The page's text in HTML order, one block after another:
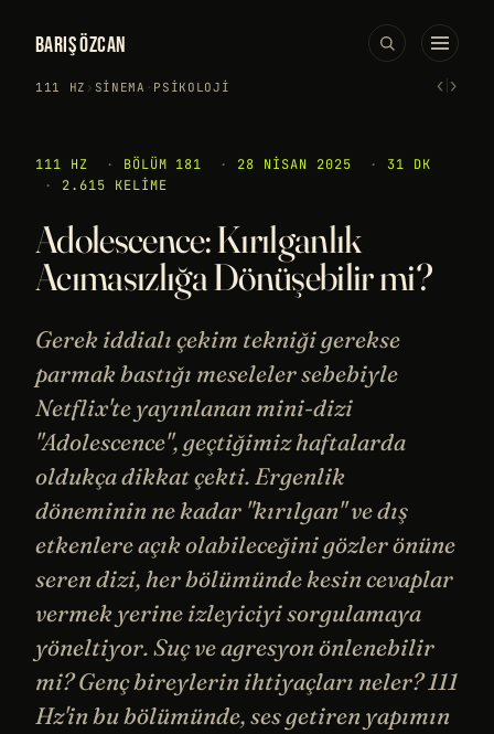
BARIŞ ÖZCAN
111 HZ › SINEMA · PSIKOLOJI ‹›
111 HZ · BÖLÜM 181 · 28 NISAN 2025 ·
31 DK
·
2.615 KELIME
Adolescence: Kırılganlık
Acımasızlığa Dönüşebilir mi?
Gerek iddialı çekim tekniği gerekse
parmak bastığı meseleler sebebiyle
Netflix'te yayınlanan mini-dizi
"Adolescence", geçtiğimiz haftalarda
oldukça dikkat çekti. Ergenlik
döneminin ne kadar "kırılgan" ve dış
etkenlere açık olabileceğini gözler önüne
seren dizi, her bölümünde kesin cevaplar
vermek yerine izleyiciyi sorgulamaya
yöneltiyor. Suç ve agresyon önlenebilir
mi? Genç bireylerin ihtiyaçları neler? 111
Hz'in bu bölümünde, ses getiren yapımın